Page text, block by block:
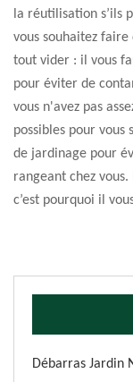
la réutilisation s’ils
vous souhaitez
tout vider : il vous
pour éviter de
vous n'avez pas
possibles pour vous
de jardinage pour
rangeant chez
c’est pourquoi il
Débarras Jardin